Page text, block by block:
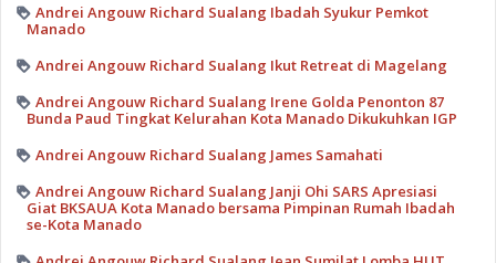
Andrei Angouw Richard Sualang Ibadah Syukur Pemkot
Manado
Andrei Angouw Richard Sualang Ikut Retreat di Magelang
Andrei Angouw Richard Sualang Irene Golda Penonton 87
Bunda Paud Tingkat Kelurahan Kota Manado Dikukuhkan IGP
Andrei Angouw Richard Sualang James Samahati
Andrei Angouw Richard Sualang Janji Ohi SARS Apresiasi
Giat BKSAUA Kota Manado bersama Pimpinan Rumah Ibadah
se-Kota Manado